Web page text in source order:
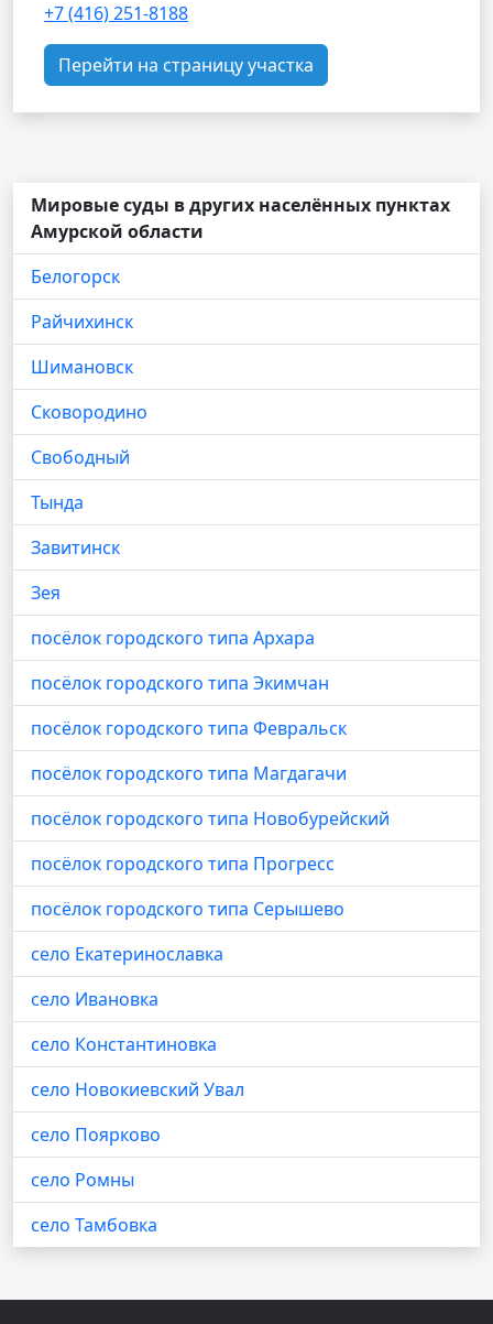
+7 (416) 251-8188
Перейти на страницу участка
Мировые суды в других населённых пунктах
Амурской области
Белогорск
Райчихинск
Шимановск
Сковородино
Свободный
Тында
Завитинск
Зея
посёлок городского типа Архара
посёлок городского типа Экимчан
посёлок городского типа Февральск
посёлок городского типа Магдагачи
посёлок городского типа Новобурейский
посёлок городского типа Прогресс
посёлок городского типа Серышево
село Екатеринославка
село Ивановка
село Константиновка
село Новокиевский Увал
село Поярково
село Ромны
село Тамбовка